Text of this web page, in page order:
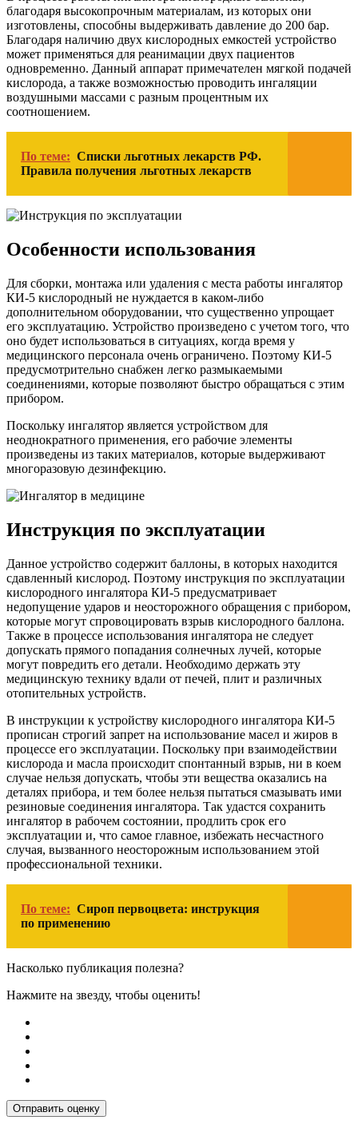
благодаря высокопрочным материалам, из которых они
изготовлены, способны выдерживать давление до 200 бар.
Благодаря наличию двух кислородных емкостей устройство
может применяться для реанимации двух пациентов
одновременно. Данный аппарат примечателен мягкой подачей
кислорода, а также возможностью проводить ингаляции
воздушными массами с разным процентным их
соотношением.
По теме: Списки льготных лекарств РФ.
Правила получения льготных лекарств
Особенности использования
Для сборки, монтажа или удаления с места работы ингалятор
КИ-5 кислородный не нуждается в каком-либо
дополнительном оборудовании, что существенно упрощает
его эксплуатацию. Устройство произведено с учетом того, что
оно будет использоваться в ситуациях, когда время у
медицинского персонала очень ограничено. Поэтому КИ-5
предусмотрительно снабжен легко размыкаемыми
соединениями, которые позволяют быстро обращаться с этим
прибором.
Поскольку ингалятор является устройством для
неоднократного применения, его рабочие элементы
произведены из таких материалов, которые выдерживают
многоразовую дезинфекцию.
Инструкция по эксплуатации
Данное устройство содержит баллоны, в которых находится
сдавленный кислород. Поэтому инструкция по эксплуатации
кислородного ингалятора КИ-5 предусматривает
недопущение ударов и неосторожного обращения с прибором,
которые могут спровоцировать взрыв кислородного баллона.
Также в процессе использования ингалятора не следует
допускать прямого попадания солнечных лучей, которые
могут повредить его детали. Необходимо держать эту
медицинскую технику вдали от печей, плит и различных
отопительных устройств.
В инструкции к устройству кислородного ингалятора КИ-5
прописан строгий запрет на использование масел и жиров в
процессе его эксплуатации. Поскольку при взаимодействии
кислорода и масла происходит спонтанный взрыв, ни в коем
случае нельзя допускать, чтобы эти вещества оказались на
деталях прибора, и тем более нельзя пытаться смазывать ими
резиновые соединения ингалятора. Так удастся сохранить
ингалятор в рабочем состоянии, продлить срок его
эксплуатации и, что самое главное, избежать несчастного
случая, вызванного неосторожным использованием этой
профессиональной техники.
По теме: Сироп первоцвета: инструкция
по применению
Насколько публикация полезна?
Нажмите на звезду, чтобы оценить!
Отправить оценку